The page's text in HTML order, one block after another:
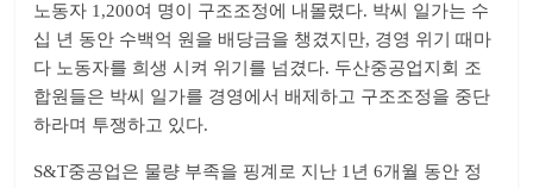
노동자 1,200여 명이 구조조정에 내몰렸다. 박씨 일가는 수
십 년 동안 수백억 원을 배당금을 챙겼지만, 경영 위기 때마
다 노동자를 희생 시켜 위기를 넘겼다. 두산중공업지회 조
합원들은 박씨 일가를 경영에서 배제하고 구조조정을 중단
하라며 투쟁하고 있다.
S&T중공업은 물량 부족을 핑계로 지난 1년 6개월 동안 정